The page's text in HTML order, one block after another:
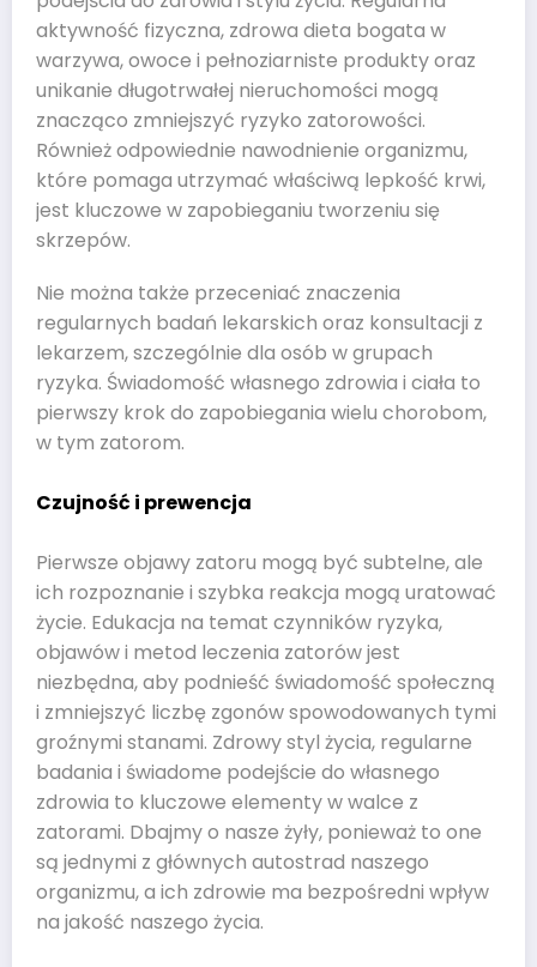
aktywność fizyczna, zdrowa dieta bogata w
warzywa, owoce i pełnoziarniste produkty oraz
unikanie długotrwałej nieruchomości mogą
znacząco zmniejszyć ryzyko zatorowości.
Również odpowiednie nawodnienie organizmu,
które pomaga utrzymać właściwą lepkość krwi,
jest kluczowe w zapobieganiu tworzeniu się
skrzepów.
Nie można także przeceniać znaczenia
regularnych badań lekarskich oraz konsultacji z
lekarzem, szczególnie dla osób w grupach
ryzyka. Świadomość własnego zdrowia i ciała to
pierwszy krok do zapobiegania wielu chorobom,
w tym zatorom.
Czujność i prewencja
Pierwsze objawy zatoru mogą być subtelne, ale
ich rozpoznanie i szybka reakcja mogą uratować
życie. Edukacja na temat czynników ryzyka,
objawów i metod leczenia zatorów jest
niezbędna, aby podnieść świadomość społeczną
i zmniejszyć liczbę zgonów spowodowanych tymi
groźnymi stanami. Zdrowy styl życia, regularne
badania i świadome podejście do własnego
zdrowia to kluczowe elementy w walce z
zatorami. Dbajmy o nasze żyły, ponieważ to one
są jednymi z głównych autostrad naszego
organizmu, a ich zdrowie ma bezpośredni wpływ
na jakość naszego życia.